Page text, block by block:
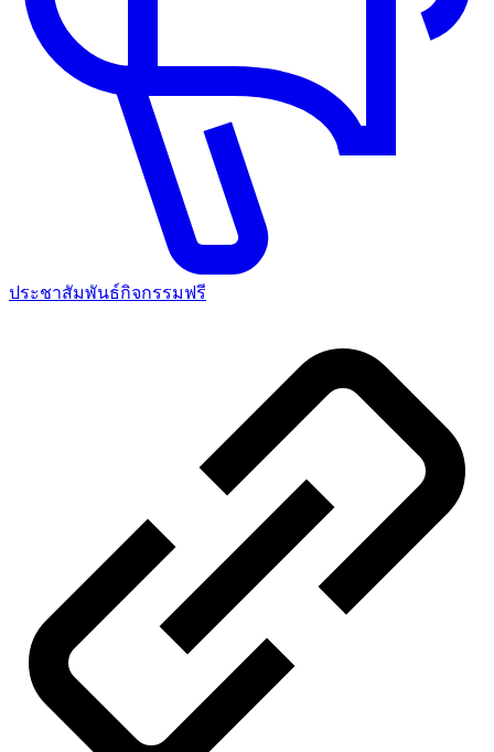
ประชาสัมพันธ์กิจกรรมฟรี